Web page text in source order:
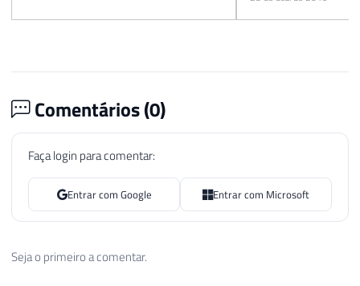
Comentários (0)
Faça login para comentar:
Entrar com Google Entrar com Microsoft
Seja o primeiro a comentar.